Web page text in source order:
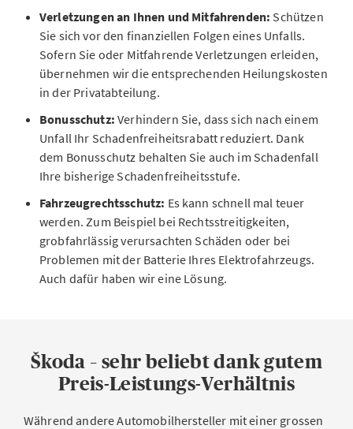
Verletzungen an Ihnen und Mitfahrenden: Schützen
Sie sich vor den finanziellen Folgen eines Unfalls.
Sofern Sie oder Mitfahrende Verletzungen erleiden,
übernehmen wir die entsprechenden Heilungskosten
in der Privatabteilung.
Bonusschutz: Verhindern Sie, dass sich nach einem
Unfall Ihr Schadenfreiheitsrabatt reduziert. Dank
dem Bonusschutz behalten Sie auch im Schadenfall
Ihre bisherige Schadenfreiheitsstufe.
Fahrzeugrechtsschutz: Es kann schnell mal teuer
werden. Zum Beispiel bei Rechtsstreitigkeiten,
grobfahrlässig verursachten Schäden oder bei
Problemen mit der Batterie Ihres Elektrofahrzeugs.
Auch dafür haben wir eine Lösung.
Škoda – sehr beliebt dank gutem
Preis-Leistungs-Verhältnis
Während andere Automobilhersteller mit einer grossen